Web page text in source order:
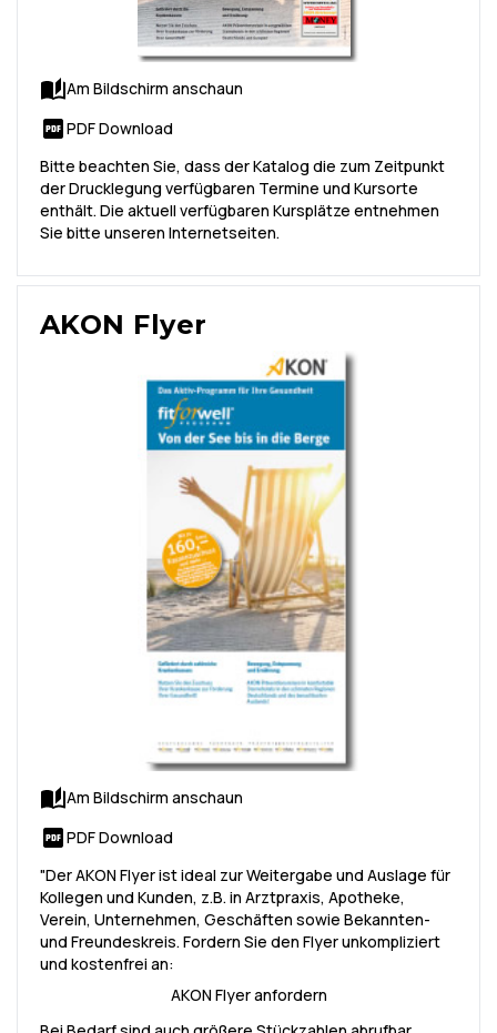
Am Bildschirm anschaun
PDF Download
Bitte beachten Sie, dass der Katalog die zum Zeitpunkt
der Drucklegung verfügbaren Termine und Kursorte
enthält. Die aktuell verfügbaren Kursplätze entnehmen
Sie bitte unseren Internetseiten.
AKON Flyer
Am Bildschirm anschaun
PDF Download
"Der AKON Flyer ist ideal zur Weitergabe und Auslage für
Kollegen und Kunden, z.B. in Arztpraxis, Apotheke,
Verein, Unternehmen, Geschäften sowie Bekannten-
und Freundeskreis. Fordern Sie den Flyer unkompliziert
und kostenfrei an:
AKON Flyer anfordern